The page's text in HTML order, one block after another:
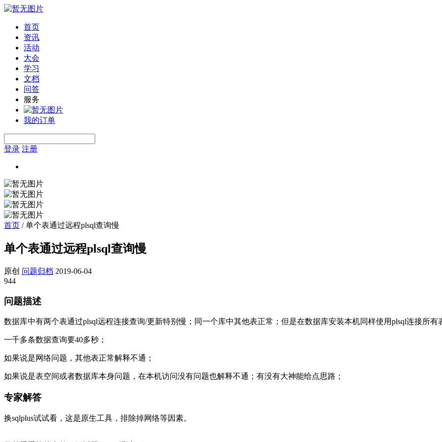
首页
资讯
活动
大会
学习
文档
问答
服务
我的订单
登录 注册
首页 /单个表通过远程plsql查询慢
单个表通过远程plsql查询慢
原创 问题归档 2019-06-04
944
问题描述
数据库中有两个表通过plsql远程连接查询/更新特别慢；同一个库中其他表正常；但是在数据库安装本机同样使用plsql连接所有
一千多条数据查询要40多秒；
如果说是网络问题，其他表正常解释不通；
如果说是表空间或者数据库本身问题，在本机访问没有问题也解释不通；有没有大神能给点思路；
专家解答
换sqlplus试试看，这是原生工具，排除掉网络等因素。